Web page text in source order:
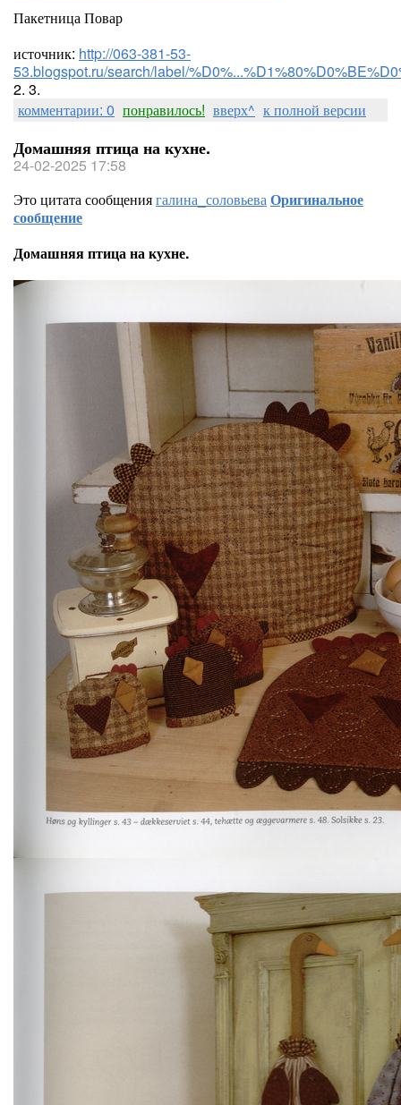
Пакетница Повар
источник: http://063-381-53-
53.blogspot.ru/search/label/
2. 3.
комментарии: 0 понравилось! вверх^ к полной версии
Домашняя птица на кухне.
24-02-2025 17:58
Это цитата сообщениягалина_соловьеваОригинальное
сообщение
Домашняя птица на кухне.